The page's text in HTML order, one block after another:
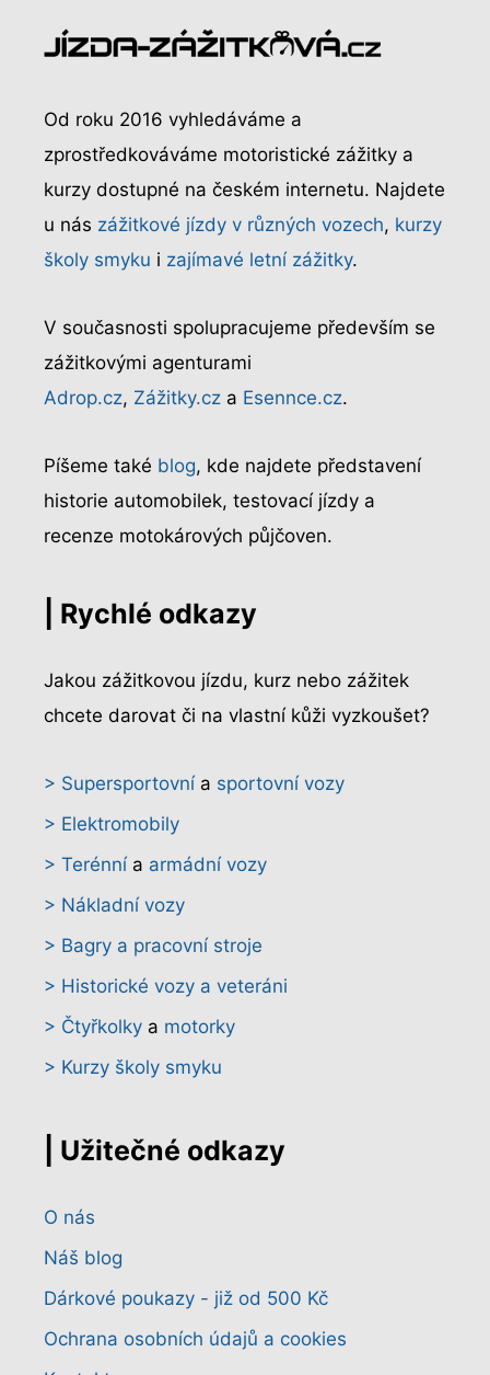
Od roku 2016 vyhledáváme a
zprostředkováváme motoristické zážitky a
kurzy dostupné na českém internetu. Najdete
u nás zážitkové jízdy v různých vozech, kurzy
školy smyku i zajímavé letní zážitky.
V současnosti spolupracujeme především se
zážitkovými agenturami
Adrop.cz, Zážitky.cz a Esennce.cz.
Píšeme také blog, kde najdete představení
historie automobilek, testovací jízdy a
recenze motokárových půjčoven.
| Rychlé odkazy
Jakou zážitkovou jízdu, kurz nebo zážitek
chcete darovat či na vlastní kůži vyzkoušet?
> Supersportovní a sportovní vozy
> Elektromobily
> Terénní a armádní vozy
> Nákladní vozy
> Bagry a pracovní stroje
> Historické vozy a veteráni
> Čtyřkolky a motorky
> Kurzy školy smyku
| Užitečné odkazy
O nás
Náš blog
Dárkové poukazy - již od 500 Kč
Ochrana osobních údajů a cookies